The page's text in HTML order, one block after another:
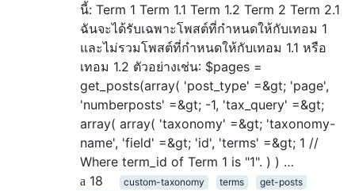
นี้: Term 1 Term 1.1 Term 1.2 Term 2 Term 2.1
ฉันจะได้รับเฉพาะโพสต์ที่กำหนดให้กับเทอม 1
และไม่รวมโพสต์ที่กำหนดให้กับเทอม 1.1 หรือ
เทอม 1.2 ตัวอย่างเช่น: $pages =
get_posts(array( 'post_type' =&gt; 'page',
'numberposts' =&gt; -1, 'tax_query' =&gt;
array( array( 'taxonomy' =&gt; 'taxonomy-
name', 'field' =&gt; 'id', 'terms' =&gt; 1 //
Where term_id of Term 1 is "1". ) ) …
18
custom-taxonomy terms
get-posts